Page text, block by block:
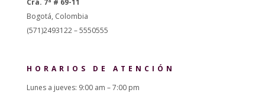
Cra. 7ª # 69-11
Bogotá, Colombia
(571)2493122 – 5550555
HORARIOS DE ATENCIÓN
Lunes a jueves: 9:00 am – 7:00 pm